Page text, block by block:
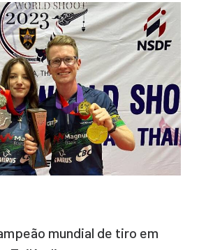
mundial de tiro em